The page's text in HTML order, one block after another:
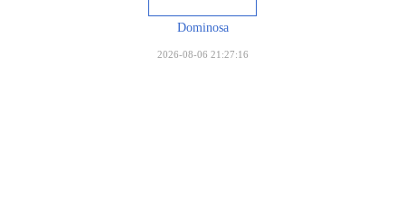
Dominosa
2026-08-06 21:27:16